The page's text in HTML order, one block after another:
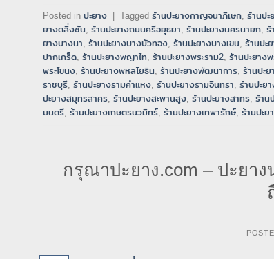
Posted in ปะยาง Tagged ร้านปะยางกาญจนาภิเษก, ร้านปะ
ยางตลิ่งชัน, ร้านปะยางถนนศรีอยุธยา, ร้านปะยางนครนายก, ร้
ยางบางนา, ร้านปะยางบางบัวทอง, ร้านปะยางบางเขน, ร้านปะ
ปากเกร็ด, ร้านปะยางพญาไท, ร้านปะยางพระราม2, ร้านปะยางพ
พระโขนง, ร้านปะยางพหลโยธิน, ร้านปะยางพัฒนาการ, ร้านปะ
ราชบุรี, ร้านปะยางรามคำแหง, ร้านปะยางรามอินทรา, ร้านปะย
ปะยางสมุทรสาคร, ร้านปะยางสะพานสูง, ร้านปะยางสาทร, ร้าน
มนตรี, ร้านปะยางเกษตรนวมิทร์, ร้านปะยางเทพารักษ์, ร้านปะย
กรุณาปะยาง.com – ปะยา